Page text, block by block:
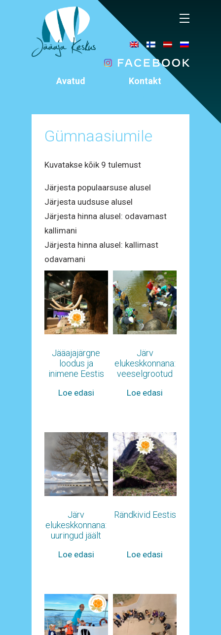
Avatud Kontakt
Gümnaasiumile
Kuvatakse kõik 9 tulemustSorted
latest
Järjesta populaarsuse alusel
Järjesta uudsuse alusel
Järjesta hinna alusel: odavamast
kallimani
Järjesta hinna alusel: kallimast
odavamani
Jääajajärgne
loodus ja
inimene Eestis
Loe edasi
Järv
elukeskkonnana:
veeselgrootud
Loe edasi
Järv
elukeskkonnana:
uuringud jäält
Loe edasi
Rändkivid Eestis
Loe edasi